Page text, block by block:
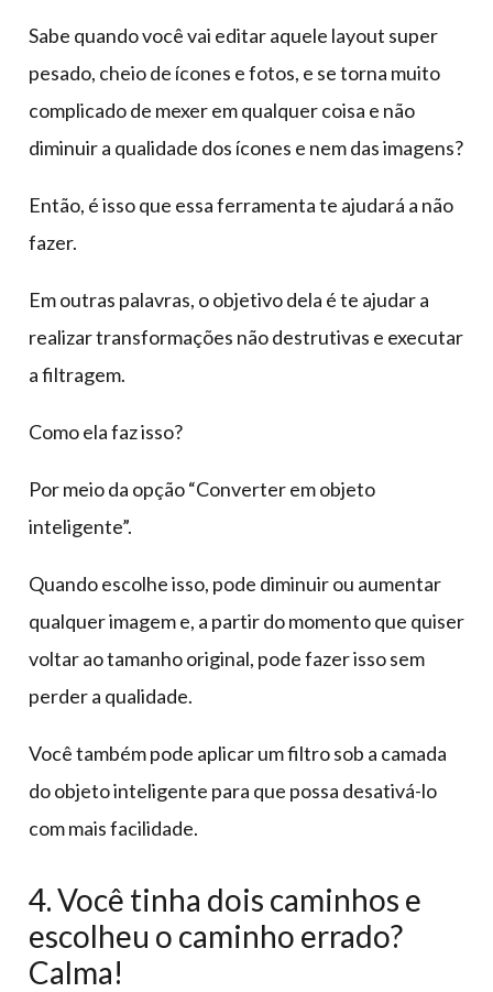
Sabe quando você vai editar aquele layout super
pesado, cheio de ícones e fotos, e se torna muito
complicado de mexer em qualquer coisa e não
diminuir a qualidade dos ícones e nem das imagens?
Então, é isso que essa ferramenta te ajudará a não
fazer.
Em outras palavras, o objetivo dela é te ajudar a
realizar transformações não destrutivas e executar
a filtragem.
Como ela faz isso?
Por meio da opção “Converter em objeto
inteligente”.
Quando escolhe isso, pode diminuir ou aumentar
qualquer imagem e, a partir do momento que quiser
voltar ao tamanho original, pode fazer isso sem
perder a qualidade.
Você também pode aplicar um filtro sob a camada
do objeto inteligente para que possa desativá-lo
com mais facilidade.
4. Você tinha dois caminhos e
escolheu o caminho errado?
Calma!